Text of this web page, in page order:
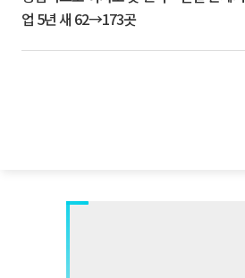
업 5년 새 62→173곳